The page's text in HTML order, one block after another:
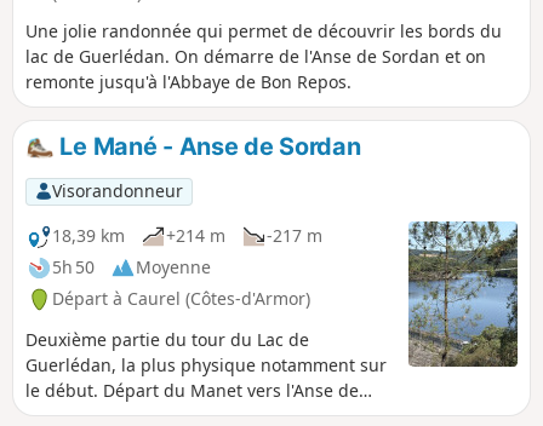
Une jolie randonnée qui permet de découvrir les bords du
lac de Guerlédan. On démarre de l'Anse de Sordan et on
remonte jusqu'à l'Abbaye de Bon Repos.
Le Mané - Anse de Sordan
Visorandonneur
18,39 km
+214 m
-217 m
5h 50
Moyenne
Départ à Caurel (Côtes-d'Armor)
Deuxième partie du tour du Lac de
Guerlédan, la plus physique notamment sur
le début. Départ du Manet vers l'Anse de
Sordan en passant par l'ancienne Abbaye